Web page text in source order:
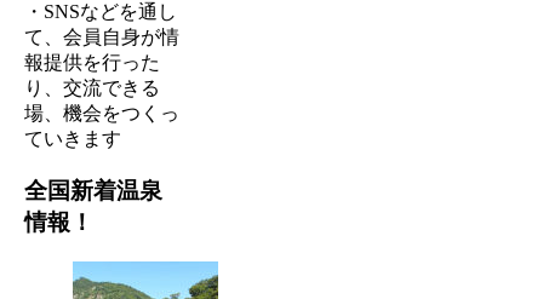
・SNSなどを通し
て、会員自身が情
報提供を行った
り、交流できる
場、機会をつくっ
ていきます
全国新着温泉
情報！